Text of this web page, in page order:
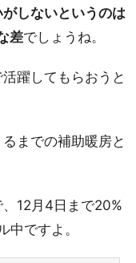
しないというのは
差でしょうね。
躍してもらおうと
までの補助暖房と
12月4日まで20%
ですよ。